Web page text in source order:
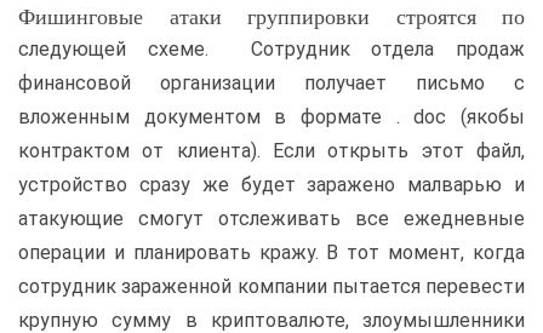
Фишинговые атаки группировки строятся по
следующей схеме. Сотрудник отдела продаж
финансовой организации получает письмо с
вложенным документом в формате . doc (якобы
контрактом от клиента). Если открыть этот файл,
устройство сразу же будет заражено малварью и
атакующие смогут отслеживать все ежедневные
операции и планировать кражу. В тот момент, когда
сотрудник зараженной компании пытается перевести
крупную сумму в криптовалюте, злоумышленники